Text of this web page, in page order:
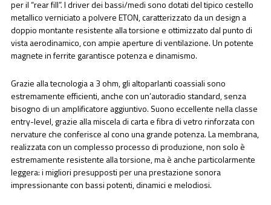
per il “rear fill”. I driver dei bassi/medi sono dotati del tipico cestello
metallico verniciato a polvere ETON, caratterizzato da un design a
doppio montante resistente alla torsione e ottimizzato dal punto di
vista aerodinamico, con ampie aperture di ventilazione. Un potente
magnete in ferrite garantisce potenza e dinamismo.
Grazie alla tecnologia a 3 ohm, gli altoparlanti coassiali sono
estremamente efficienti, anche con un’autoradio standard, senza
bisogno di un amplificatore aggiuntivo. Suono eccellente nella classe
entry-level, grazie alla miscela di carta e fibra di vetro rinforzata con
nervature che conferisce al cono una grande potenza. La membrana,
realizzata con un complesso processo di produzione, non solo è
estremamente resistente alla torsione, ma è anche particolarmente
leggera: i migliori presupposti per una prestazione sonora
impressionante con bassi potenti, dinamici e melodiosi.